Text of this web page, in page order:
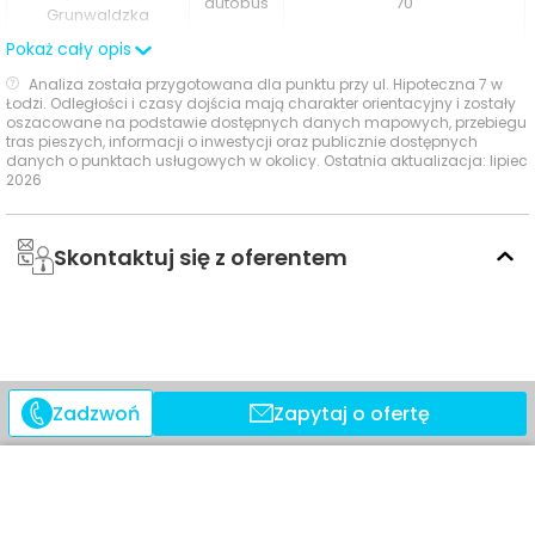
sprawia, że codzienne życie staje się wygodne i
komfortowe. Dodatkowo, mieszkańcy będą mogli
korzystać z atrakcji kulturalnych i rozrywkowych, jakie
oferuje pobliska Manufaktura, a także z terenów
zielonych, takich jak Park Julianowski, idealny na
spacery i aktywności na świeżym powietrzu.
Grunwaldzka
Lutomierska -
Włókniarzy
autobus 87A
Włókniarzy -
Lutomierska
tramwaj 8
Ocena Tabelaofert: lokalizacja oferuje
ponadprzeciętnie dobry dostęp do komunikacji
Ważne miejsca w okolicy: edukacja, sport,
zakupy i rozrywka
Pokaż cały opis
Analiza została przygotowana dla punktu przy ul. Hipoteczna 7 w
Łodzi. Odległości i czasy dojścia mają charakter orientacyjny i zostały
oszacowane na podstawie dostępnych danych mapowych, przebiegu
tras pieszych, informacji o inwestycji oraz publicznie dostępnych
danych o punktach usługowych w okolicy. Ostatnia aktualizacja: lipiec
2026
Skontaktuj się z oferentem
ATAL S.A.
Zadzwoń Zapytaj o ofertę